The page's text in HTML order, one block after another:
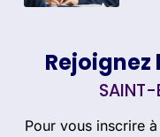
SAINT-
Pour vous inscrire